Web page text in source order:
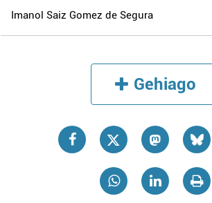
Imanol Saiz Gomez de Segura
Gehiago